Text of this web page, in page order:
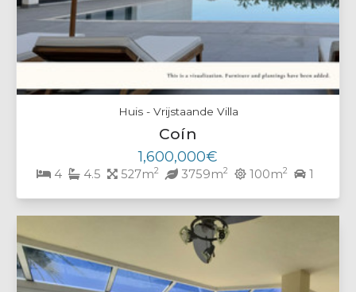
Huis - Vrijstaande Villa
Coín
1,600,000€
4 4.5 527m2 3759m2 100m2 1